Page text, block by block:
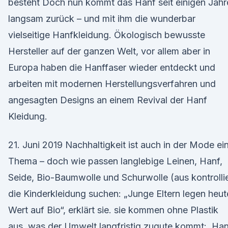
besteht Doch nun kommt das Hanf seit einigen
langsam zurück – und mit ihm die wunderbar
vielseitige Hanfkleidung. Ökologisch bewusste
Hersteller auf der ganzen Welt, vor allem aber in
Europa haben die Hanffaser wieder entdeckt und
arbeiten mit modernen Herstellungsverfahren und
angesagten Designs an einem Revival der Hanf
Kleidung.
21. Juni 2019 Nachhaltigkeit ist auch in der Mode ein
Thema – doch wie passen langlebige Leinen, Hanf,
Seide, Bio-Baumwolle und Schurwolle (aus
die Kinderkleidung suchen: „Junge Eltern legen
Wert auf Bio“, erklärt sie. sie kommen ohne Plastik